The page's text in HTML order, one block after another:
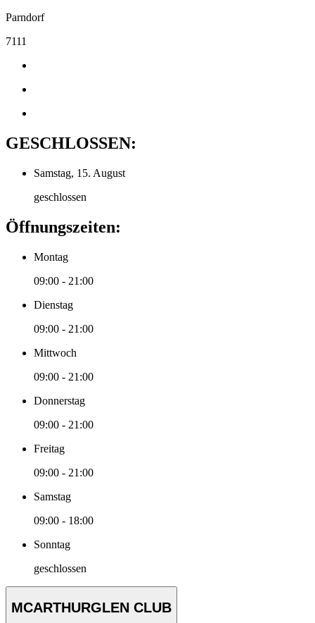
Parndorf
7111
GESCHLOSSEN:
Samstag, 15. August
geschlossen
Öffnungszeiten:
Montag
09:00 - 21:00
Dienstag
09:00 - 21:00
Mittwoch
09:00 - 21:00
Donnerstag
09:00 - 21:00
Freitag
09:00 - 21:00
Samstag
09:00 - 18:00
Sonntag
geschlossen
MCARTHURGLEN CLUB